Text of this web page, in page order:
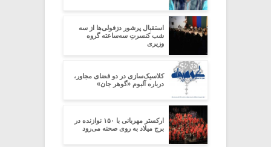
استقبال پرشور دزفولی‌ها از سه‌
شب کنسرتِ سه‌ساعته گروه
وزیری
کلاسیک‌سازی در دو فضای مجاور،
درباره آلبوم «گوهر جان»
ارکستر مهربانی با ۱۵۰ نوازنده در
برج میلاد به روی صحنه می‌رود